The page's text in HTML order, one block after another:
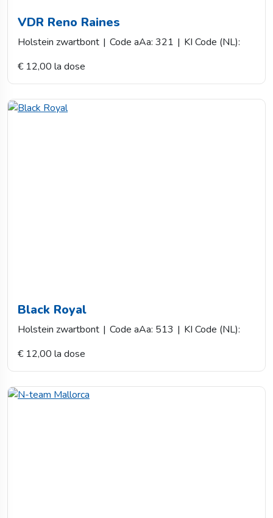
VDR Reno Raines
Holstein zwartbont | Code aAa: 321 | KI Code (NL):
€ 12,00 la dose
Black Royal
Holstein zwartbont | Code aAa: 513 | KI Code (NL):
€ 12,00 la dose